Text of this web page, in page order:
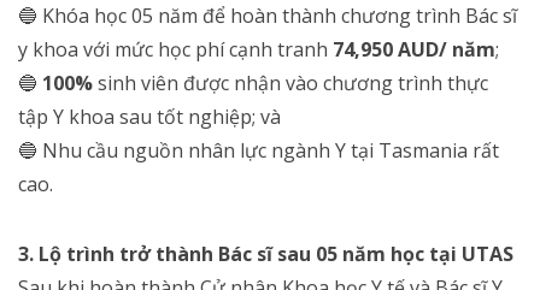
🔵 Khóa học 05 năm để hoàn thành chương trình Bác sĩ
y khoa với mức học phí cạnh tranh 74,950 AUD/ năm;
🔵 100%sinh viên được nhận vào chương trình thực
tập Y khoa sau tốt nghiệp; và
🔵 Nhu cầu nguồn nhân lực ngành Y tại Tasmania rất
cao.
3. Lộ trình trở thành Bác sĩ sau 05 năm học tại UTAS